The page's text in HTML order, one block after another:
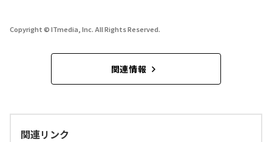
Copyright © ITmedia, Inc. All Rights Reserved.
関連情報
関連リンク